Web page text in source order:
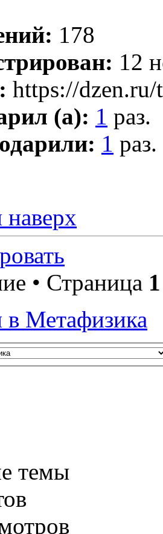
178
12
https://dzen.ru/
(а): 1 раз.
1 раз.
наверх
• Страница 1
в Метафизика
темы